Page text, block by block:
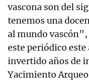
vascona son del
tenemos una
al mundo
este periódico
invertido años de
Yacimiento